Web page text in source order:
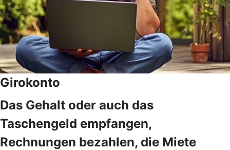
Girokonto
Das Gehalt oder auch das
Taschengeld empfangen,
Rechnungen bezahlen, die Miete